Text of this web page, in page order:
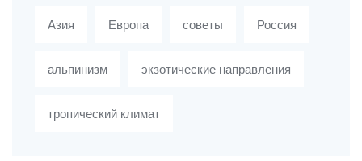
Азия Европа советы Россия
альпинизм экзотические направления
тропический климат